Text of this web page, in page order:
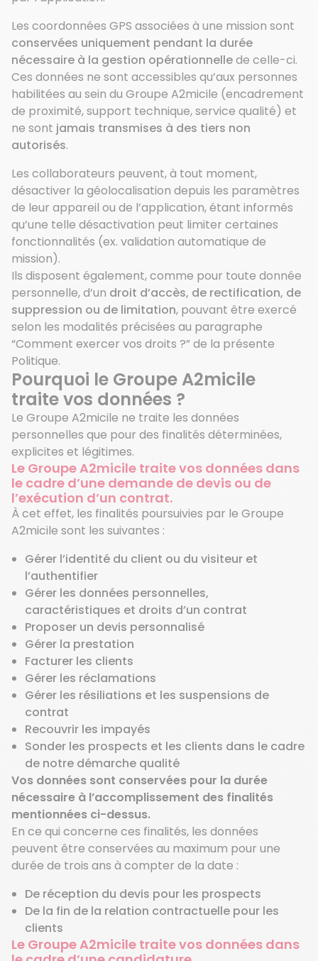
Les coordonnées GPS associées à une mission sont
conservées uniquement pendant la durée
nécessaire à la gestion opérationnellede celle-ci.
Ces données ne sont accessibles qu’aux personnes
habilitées au sein du Groupe A2micile (encadrement
de proximité, support technique, service qualité) et
ne sont jamais transmises à des tiers non
autorisés.
Les collaborateurs peuvent, à tout moment,
désactiver la géolocalisation depuis les paramètres
de leur appareil ou de l’application, étant informés
qu’une telle désactivation peut limiter certaines
fonctionnalités (ex. validation automatique de
mission).
Ils disposent également, comme pour toute donnée
personnelle, d’un droit d’accès, de rectification, de
suppression ou de limitation, pouvant être exercé
selon les modalités précisées au paragraphe
“Comment exercer vos droits ?” de la présente
Politique.
Pourquoi le Groupe A2micile
traite vos données ?
Le Groupe A2micile ne traite les données
personnelles que pour des finalités déterminées,
explicites et légitimes.
Le Groupe A2micile traite vos données dans
le cadre d’une demande de devis ou de
l’exécution d’un contrat.
À cet effet, les finalités poursuivies par le Groupe
A2micile sont les suivantes :
Gérer l’identité du client ou du visiteur et
l’authentifier
Gérer les données personnelles,
caractéristiques et droits d’un contrat
Proposer un devis personnalisé
Gérer la prestation
Facturer les clients
Gérer les réclamations
Gérer les résiliations et les suspensions de
contrat
Recouvrir les impayés
Sonder les prospects et les clients dans le cadre
de notre démarche qualité
Vos données sont conservées pour la durée
nécessaire à l’accomplissement des finalités
mentionnées ci-dessus.
En ce qui concerne ces finalités, les données
peuvent être conservées au maximum pour une
durée de trois ans à compter de la date :
De réception du devis pour les prospects
De la fin de la relation contractuelle pour les
clients
Le Groupe A2micile traite vos données dans